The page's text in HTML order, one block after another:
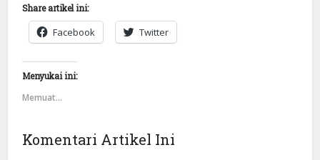
Share artikel ini:
Facebook Twitter
Menyukai ini:
Memuat...
Komentari Artikel Ini